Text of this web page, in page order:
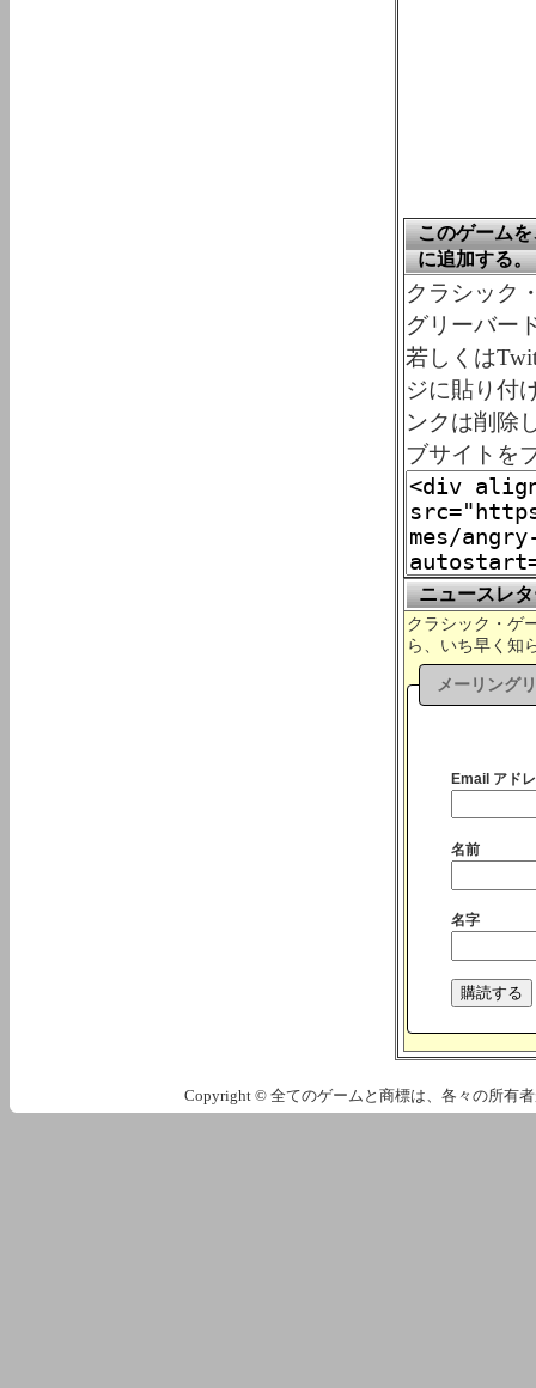
このゲーム
に追加する。
クラシック
グリーバー
若しくは
ジに貼り付
ンクは削除
ブサイトを
ニュースレ
クラシック・ゲ
ら、いち早く知
メーリング
Email アド
名前
名字
Copyright © 全てのゲームと商標は、各々の所有